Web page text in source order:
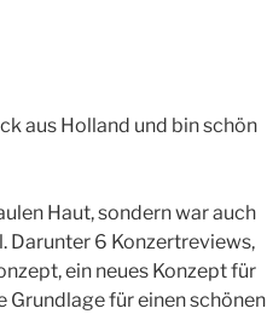
aus Holland und bin schön
Haut, sondern war auch
Darunter 6 Konzertreviews,
ein neues Konzept für
Grundlage für einen schönen